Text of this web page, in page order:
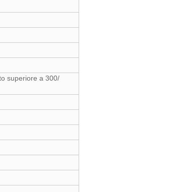
superiore a 300/